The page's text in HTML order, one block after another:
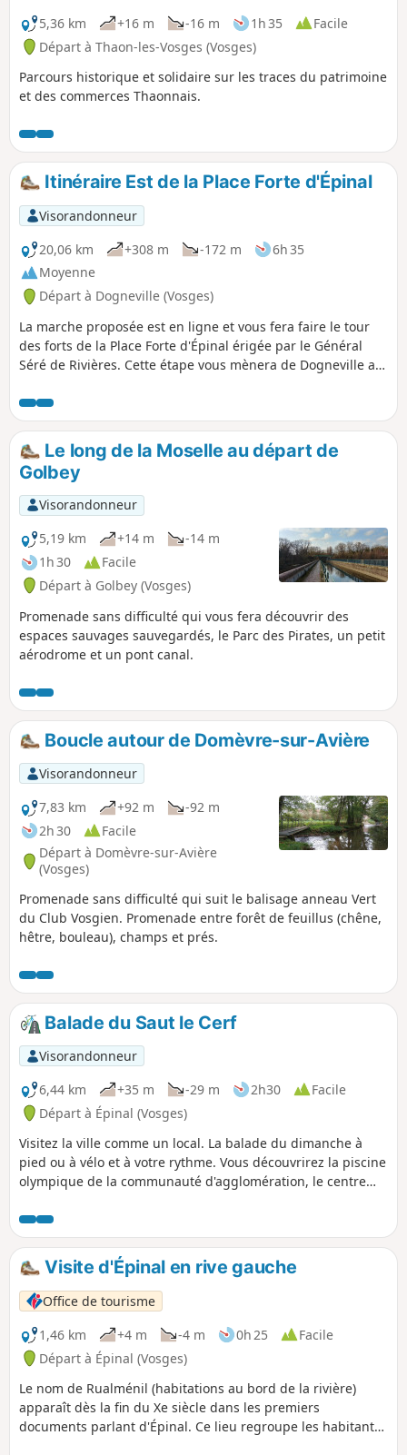
5,36 km
+16 m -16 m 1h 35
Facile
Départ à Thaon-les-Vosges (Vosges)
Parcours historique et solidaire sur les traces du patrimoine
et des commerces Thaonnais.
Itinéraire Est de la Place Forte d'Épinal
Visorandonneur
20,06 km
+308 m -172 m
6h 35
Moyenne
Départ à Dogneville (Vosges)
La marche proposée est en ligne et vous fera faire le tour
des forts de la Place Forte d'Épinal érigée par le Général
Séré de Rivières. Cette étape vous mènera de Dogneville au
Le long de la Moselle au départ de
Golbey
Visorandonneur
5,19 km
+14 m
-14 m
1h 30
Facile
Départ à Golbey (Vosges)
Promenade sans difficulté qui vous fera découvrir des
espaces sauvages sauvegardés, le Parc des Pirates, un petit
aérodrome et un pont canal.
Boucle autour de Domèvre-sur-Avière
Visorandonneur
7,83 km
+92 m
-92 m
2h 30
Facile
Départ à Domèvre-sur-Avière
(Vosges)
Promenade sans difficulté qui suit le balisage anneau Vert
du Club Vosgien. Promenade entre forêt de feuillus (chêne,
hêtre, bouleau), champs et prés.
Balade du Saut le Cerf
Visorandonneur
6,44 km
+35 m -29 m 2h30
Facile
Départ à Épinal (Vosges)
Visitez la ville comme un local. La balade du dimanche à
pied ou à vélo et à votre rythme. Vous découvrirez la piscine
olympique de la communauté d'agglomération, le centre
le stade d'eau vive servant de lieux d'entrainement pour le
SDIS 88, la maison romaine et son joli parc arboré, la place
Jeanne d'Arc, l'hyper centre, et la piste cyclable du Gayeton.
Visite d'Épinal en rive gauche
Office de tourisme
1,46 km
+4 m -4 m 0h 25
Facile
Départ à Épinal (Vosges)
Le nom de Rualménil (habitations au bord de la rivière)
apparaît dès la fin du Xe siècle dans les premiers
documents parlant d'Épinal. Ce lieu regroupe les habitants